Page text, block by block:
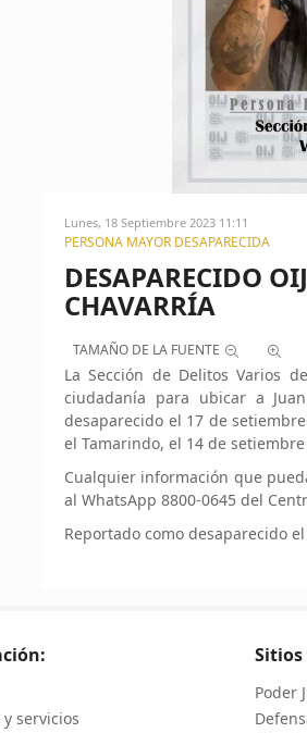
Lunes, 18 Septiembre 2023 11:11
PERSONA MAYOR DESAPARECIDA
DESAPARECIDO
CHAVARRÍA
TAMAÑO DE LA FUENTE
La Sección de Delitos Varios
ciudadanía para ubicar a
desaparecido el 17 de
el Tamarindo, el 14 de setiembre
Cualquier información que
al WhatsApp 8800-0645 del
Reportado como desaparecido
servicios
Poder